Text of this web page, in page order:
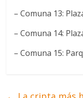
– Comuna 13:
– Comuna 14:
– Comuna 15: